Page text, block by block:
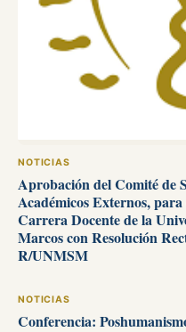
NOTICIAS
Aprobación del Comité de
Académicos Externos,
Carrera Docente de la
Marcos con Resolución
R/UNMSM
NOTICIAS
Conferencia: